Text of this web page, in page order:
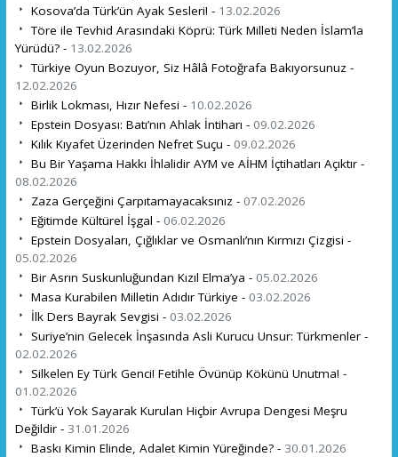
Kosova’da Türk’ün Ayak Sesleri! - 13.02.2026
Töre ile Tevhid Arasındaki Köprü: Türk Milleti Neden İslam’la
Yürüdü? - 13.02.2026
Türkiye Oyun Bozuyor, Siz Hâlâ Fotoğrafa Bakıyorsunuz -
12.02.2026
Birlik Lokması, Hızır Nefesi - 10.02.2026
Epstein Dosyası: Batı’nın Ahlak İntiharı - 09.02.2026
Kılık Kıyafet Üzerinden Nefret Suçu - 09.02.2026
Bu Bir Yaşama Hakkı İhlalidir AYM ve AİHM İçtihatları Açıktır -
08.02.2026
Zaza Gerçeğini Çarpıtamayacaksınız - 07.02.2026
Eğitimde Kültürel İşgal - 06.02.2026
Epstein Dosyaları, Çığlıklar ve Osmanlı’nın Kırmızı Çizgisi -
05.02.2026
Bir Asrın Suskunluğundan Kızıl Elma’ya - 05.02.2026
Masa Kurabilen Milletin Adıdır Türkiye - 03.02.2026
İlk Ders Bayrak Sevgisi - 03.02.2026
Suriye’nin Gelecek İnşasında Asli Kurucu Unsur: Türkmenler -
02.02.2026
Silkelen Ey Türk Genci! Fetihle Övünüp Kökünü Unutma! -
01.02.2026
Türk’ü Yok Sayarak Kurulan Hiçbir Avrupa Dengesi Meşru
Değildir - 31.01.2026
Baskı Kimin Elinde, Adalet Kimin Yüreğinde? - 30.01.2026